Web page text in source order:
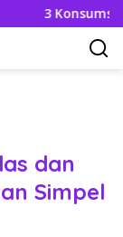
3 Konsumsi yang
dan
Simpel